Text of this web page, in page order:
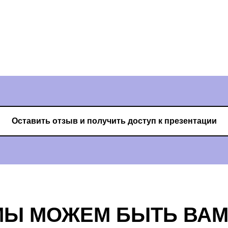
Оставить отзыв и получить доступ к презентации
МОЖЕМ БЫТЬ